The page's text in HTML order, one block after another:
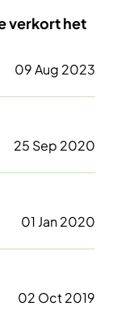
verkort het
09 Aug 2023
25 Sep 2020
01 Jan 2020
02 Oct 2019